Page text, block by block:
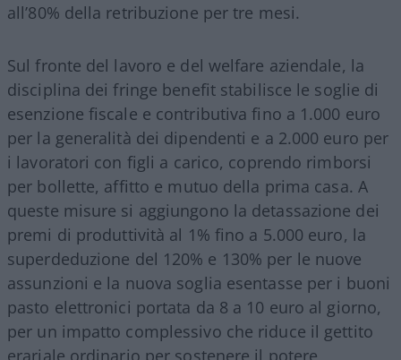
all’80% della retribuzione per tre mesi.
Sul fronte del lavoro e del welfare aziendale, la
disciplina dei fringe benefit stabilisce le soglie di
esenzione fiscale e contributiva fino a 1.000 euro
per la generalità dei dipendenti e a 2.000 euro per
i lavoratori con figli a carico, coprendo rimborsi
per bollette, affitto e mutuo della prima casa. A
queste misure si aggiungono la detassazione dei
premi di produttività al 1% fino a 5.000 euro, la
superdeduzione del 120% e 130% per le nuove
assunzioni e la nuova soglia esentasse per i buoni
pasto elettronici portata da 8 a 10 euro al giorno,
per un impatto complessivo che riduce il gettito
erariale ordinario per sostenere il potere